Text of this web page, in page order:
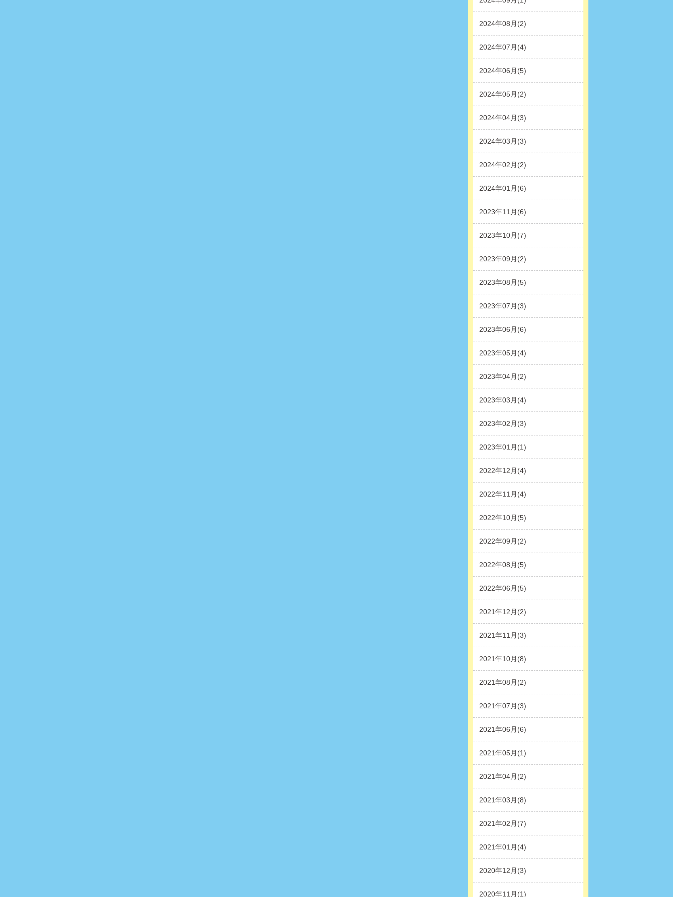
2024年08月(2)
2024年07月(4)
2024年06月(5)
2024年05月(2)
2024年04月(3)
2024年03月(3)
2024年02月(2)
2024年01月(6)
2023年11月(6)
2023年10月(7)
2023年09月(2)
2023年08月(5)
2023年07月(3)
2023年06月(6)
2023年05月(4)
2023年04月(2)
2023年03月(4)
2023年02月(3)
2023年01月(1)
2022年12月(4)
2022年11月(4)
2022年10月(5)
2022年09月(2)
2022年08月(5)
2022年06月(5)
2021年12月(2)
2021年11月(3)
2021年10月(8)
2021年08月(2)
2021年07月(3)
2021年06月(6)
2021年05月(1)
2021年04月(2)
2021年03月(8)
2021年02月(7)
2021年01月(4)
2020年12月(3)
2020年11月(1)